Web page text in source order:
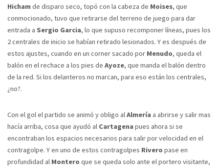
Hichamde disparo seco, topó con la cabeza de Moises, que
conmocionado, tuvo que retirarse del terreno de juego para dar
entrada a Sergio Garcia, lo que supuso recomponer líneas, pues los
2 centrales de inicio se habían retirado lesionados. Y es después de
estos ajustes, cuando en un corner sacado por Menudo, queda el
balón en el rechace a los pies de Ayoze, que manda el balón dentro
de la red. Si los delanteros no marcan, para eso están los centrales,
¿no?.
Con el gol el partido se animó y obligo alAlmería a abrirse y salir mas
hacía arriba, cosa que ayudó al Cartagenapues ahora si se
encontraban los espacios necesarios para salir por velocidad en el
contragolpe. Y en uno de estos contragolpes Rivero pase en
profundidad al Montero que se queda solo ante el portero visitante,